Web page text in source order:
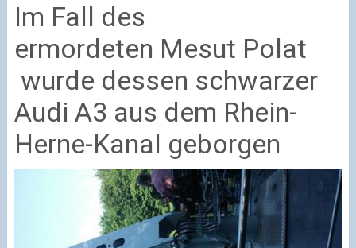
Im Fall des
ermordeten Mesut Polat
wurde dessen schwarzer
Audi A3 aus dem Rhein-
Herne-Kanal geborgen